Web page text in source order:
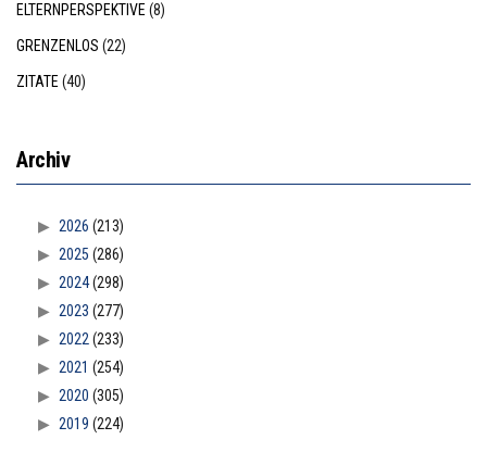
ELTERNPERSPEKTIVE(8)
GRENZENLOS (22)
ZITATE(40)
Archiv
2026 (213)
2025 (286)
2024(298)
2023 (277)
2022(233)
2021 (254)
2020 (305)
2019 (224)